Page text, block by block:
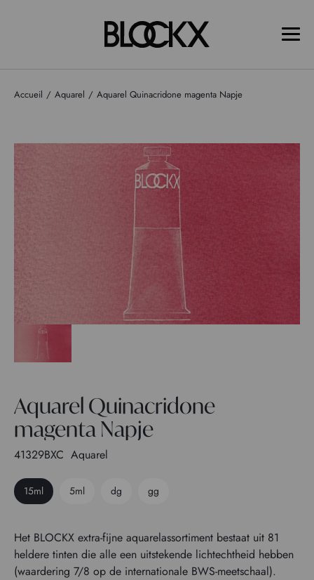
Accueil Aquarel Aquarel Quinacridone magenta Napje
Aquarel Quinacridone
magenta Napje
41329BXC Aquarel
15ml 5ml dg gg
Het BLOCKX extra-fijne aquarelassortiment bestaat uit 81
heldere tinten die alle een uitstekende lichtechtheid hebben
(waardering 7/8 op de internationale BWS-meetschaal).